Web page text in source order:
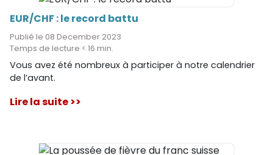
EUR/CHF : le record battu
Publié le 08 December 2023
Temps de lecture < 16 min.
Vous avez été nombreux à participer à notre calendrier
de l’avant.
Lire la suite >>